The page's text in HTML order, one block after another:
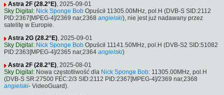
Astra 2F (28.2°E), 2025-09-01
Sky Digital : Nick Sponge Bob Opuścił 11305.00MHz, pol.H (DVB-S SID:2112
PID:2367[MPEG-4]/2369 nar,2368 angielski), nie jest już nadawany przez
satelitę w Europie.
Astra 2G (28.2°E), 2025-09-01
Sky Digital : Nick Sponge Bob Opuścił 11141.50MHz, pol.H (DVB-S2 SID:51082
PID:2363[MPEG-4]/2365 nar,2364 angielski)
Astra 2F (28.2°E), 2025-08-01
Sky Digital : Nowa częstotliwość dla Nick Sponge Bob: 11305.00MHz, pol.H
(DVB-S SR:27500 FEC:2/3 SID:2112 PID:2367[MPEG-4]/2369 nar,2368
angielski- VideoGuard).